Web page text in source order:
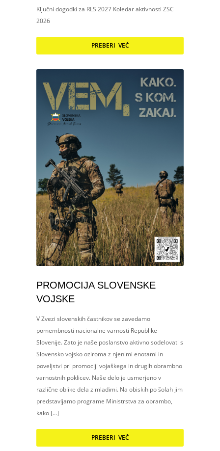
Ključni dogodki za RLS 2027 Koledar aktivnosti ZSC
2026
PREBERI VEČ
PROMOCIJA SLOVENSKE
VOJSKE
V Zvezi slovenskih častnikov se zavedamo
pomembnosti nacionalne varnosti Republike
Slovenije. Zato je naše poslanstvo aktivno sodelovati s
Slovensko vojsko oziroma z njenimi enotami in
poveljstvi pri promociji vojaškega in drugih obrambno
varnostnih poklicev. Naše delo je usmerjeno v
različne oblike dela z mladimi. Na obiskih po šolah jim
predstavljamo programe Ministrstva za obrambo,
kako […]
PREBERI VEČ